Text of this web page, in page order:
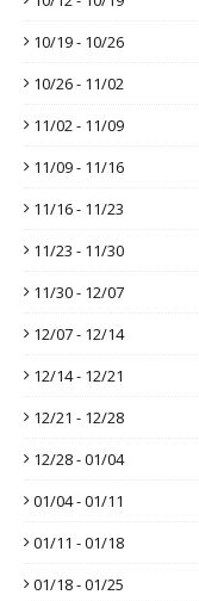
10/19 - 10/26
10/26 - 11/02
11/02 - 11/09
11/09 - 11/16
11/16 - 11/23
11/23 - 11/30
11/30 - 12/07
12/07 - 12/14
12/14 - 12/21
12/21 - 12/28
12/28 - 01/04
01/04 - 01/11
01/11 - 01/18
01/18 - 01/25